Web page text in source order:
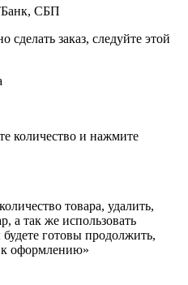
СБП
сделать заказ, следуйте этой
количество и нажмите
товара, удалить,
а так же использовать
готовы продолжить,
оформлению»